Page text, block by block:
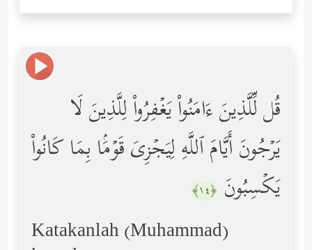
قُل لِّلَّذِینَ ءَامَنُواْ یَغۡفِرُواْ لِلَّذِینَ لَا
یَرۡجُونَ أَیَّامَ ٱللَّهِ لِیَجۡزِیَ قَوۡمَۢا بِمَا كَانُواْ
یَكۡسِبُونَ ﴿١٤﴾
Katakanlah (Muhammad)